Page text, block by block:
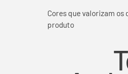
Cores que valorizam os
produto